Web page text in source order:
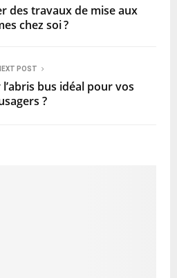
des travaux de mise aux
chez soi ?
POST
bus idéal pour vos
?